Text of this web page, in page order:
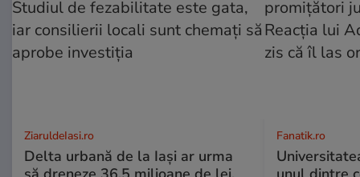
ZiaruldeIasi.ro
Delta urbană de la Iași ar urma
Fanatik.ro